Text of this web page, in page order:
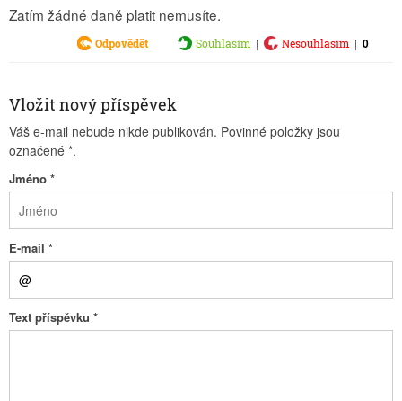
Zatím žádné daně platit nemusíte.
Odpovědět Souhlasím | Nesouhlasím | 0
Vložit nový příspěvek
Váš e-mail nebude nikde publikován. Povinné položky jsou
označené *.
Jméno *
E-mail *
Text příspěvku *